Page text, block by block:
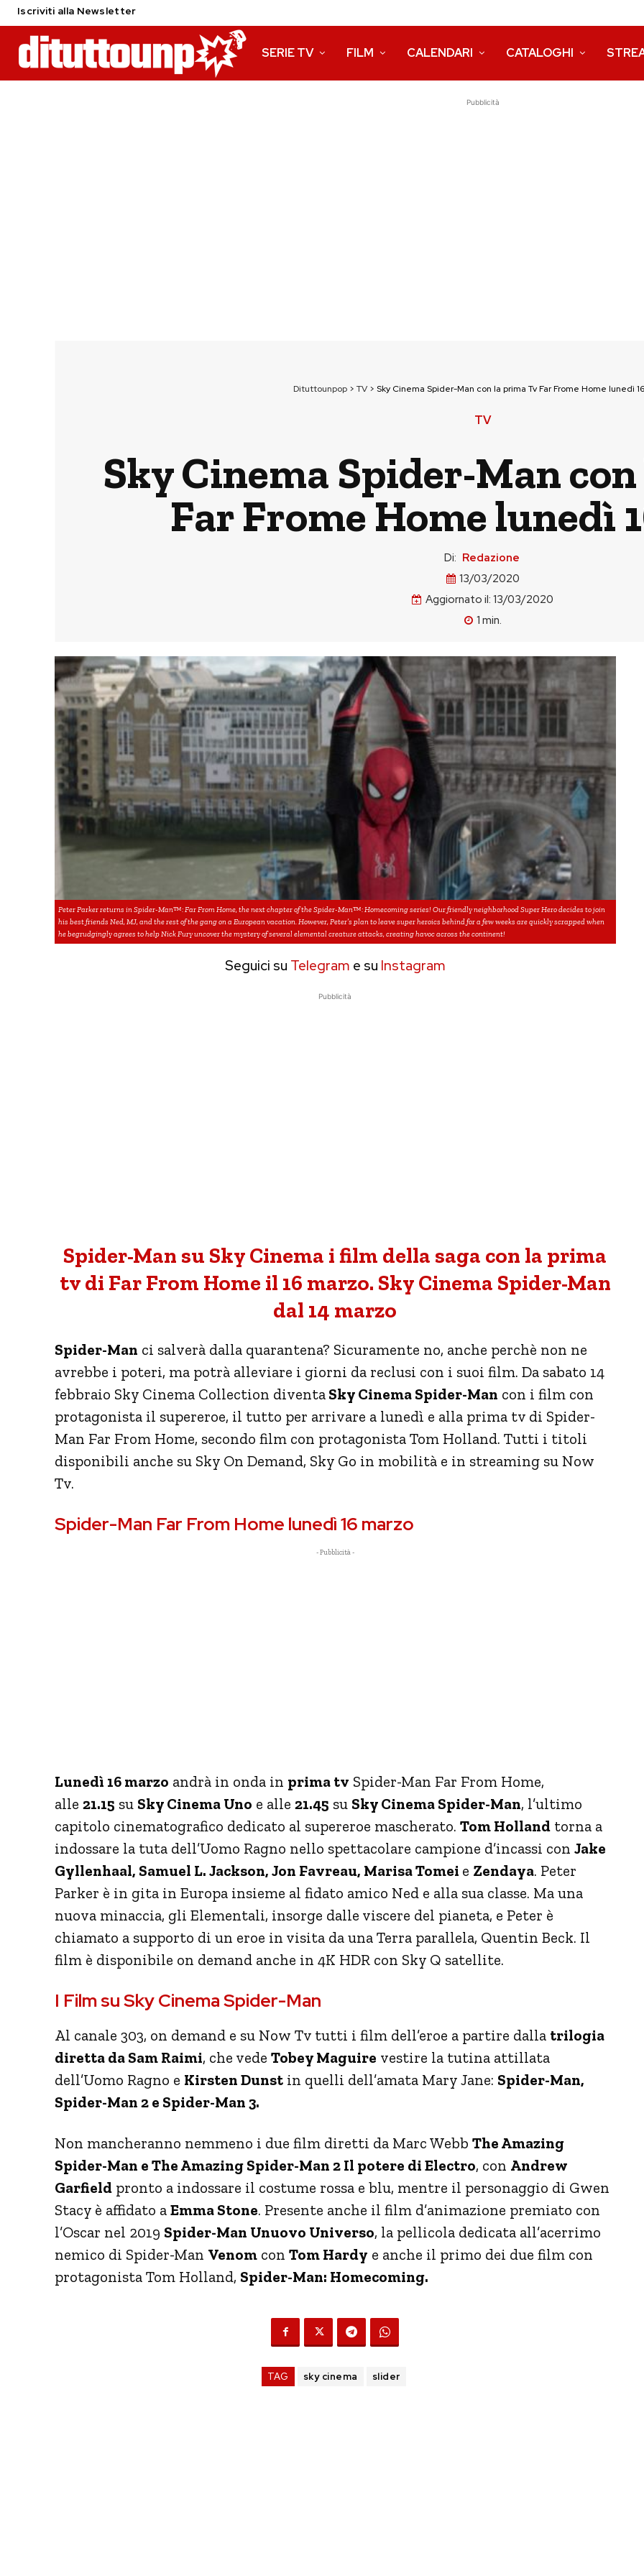
Iscriviti alla Newsletter
SERIE TV FILM CALENDARI CATALOGHI
Pubblicità
Dituttounpop> TV> Sky Cinema Spider-Man con la prima Tv Far Frome Home lunedì
TV
Sky Cinema Spider-Man
Far Frome Home lunedì
Di: Redazione
13/03/2020
Aggiornato il: 13/03/2020
1 min.
Peter Parker returns in Spider-Man™: Far From Home, the next chapter of the Spider-Man™: Homecoming series! Our friendly neighborhood Super Hero decides to join
his best friends Ned, MJ, and the rest of the gang on a European vacation. However, Peter’s plan to leave super heroics behind for a few weeks are quickly scrapped when
he begrudgingly agrees to help Nick Fury uncover the mystery of several elemental creature attacks, creating havoc across the continent!
Seguici su Telegram e su Instagram
Pubblicità
Spider-Man su Sky Cinema i film della saga con la prima
tv di Far From Home il 16 marzo. Sky Cinema Spider-Man
dal 14 marzo
Spider-Man ci salverà dalla quarantena? Sicuramente no, anche perchè non ne
avrebbe i poteri, ma potrà alleviare i giorni da reclusi con i suoi film. Da sabato 14
febbraio Sky Cinema Collection diventa Sky Cinema Spider-Man con i film con
protagonista il supereroe, il tutto per arrivare a lunedì e alla prima tv di Spider-
Man Far From Home, secondo film con protagonista Tom Holland. Tutti i titoli
disponibili anche su Sky On Demand, Sky Go in mobilità e in streaming su Now
Tv.
Spider-Man Far From Home lunedì 16 marzo
- Pubblicità -
Lunedì 16 marzo andrà in onda in prima tv Spider-Man Far From Home,
alle 21.15 su Sky Cinema Uno e alle 21.45 su Sky Cinema Spider-Man, l’ultimo
capitolo cinematografico dedicato al supereroe mascherato. Tom Holland torna a
indossare la tuta dell’Uomo Ragno nello spettacolare campione d’incassi con Jake
Gyllenhaal, Samuel L. Jackson, Jon Favreau, Marisa Tomei e Zendaya. Peter
Parker è in gita in Europa insieme al fidato amico Ned e alla sua classe. Ma una
nuova minaccia, gli Elementali, insorge dalle viscere del pianeta, e Peter è
chiamato a supporto di un eroe in visita da una Terra parallela, Quentin Beck. Il
film è disponibile on demand anche in 4K HDR con Sky Q satellite.
I Film su Sky Cinema Spider-Man
Al canale 303, on demand e su Now Tv tutti i film dell’eroe a partire dalla trilogia
diretta da Sam Raimi, che vede Tobey Maguire vestire la tutina attillata
dell’Uomo Ragno e Kirsten Dunst in quelli dell’amata Mary Jane: Spider-Man,
Spider-Man 2 e Spider-Man 3.
Non mancheranno nemmeno i due film diretti da Marc Webb The Amazing
Spider-Man e The Amazing Spider-Man 2 Il potere di Electro, con Andrew
Garfield pronto a indossare il costume rossa e blu, mentre il personaggio di Gwen
Stacy è affidato a Emma Stone. Presente anche il film d’animazione premiato con
l’Oscar nel 2019 Spider-Man Unuovo Universo, la pellicola dedicata all’acerrimo
nemico di Spider-Man Venom con Tom Hardy e anche il primo dei due film con
protagonista Tom Holland, Spider-Man: Homecoming.
TAG sky cinema slider